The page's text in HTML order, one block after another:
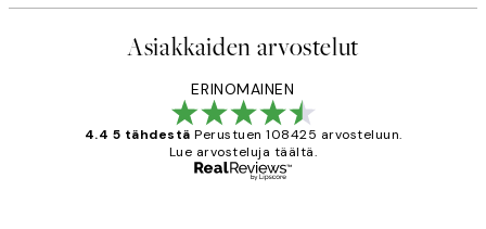
Asiakkaiden arvostelut
ERINOMAINEN
4.4 5 tähdestä Perustuen 108425 arvosteluun.
Lue arvosteluja täältä.